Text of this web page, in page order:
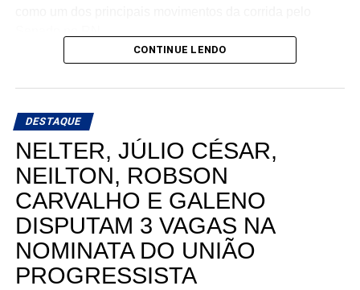
CONTINUE LENDO
DESTAQUE
NELTER, JÚLIO CÉSAR,
NEILTON, ROBSON
CARVALHO E GALENO
DISPUTAM 3 VAGAS NA
NOMINATA DO UNIÃO
PROGRESSISTA